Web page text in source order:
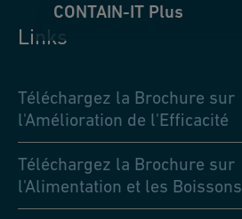
CONTAIN-IT Plus
Links
Téléchargez la Brochure sur
l'Amélioration de l'Efficacité
Téléchargez la Brochure sur
l'Alimentation et les Boissons